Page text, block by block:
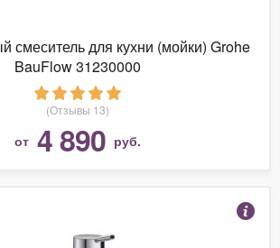
смеситель для кухни (мойки) Grohe
BauFlow 31230000
(Отзывы 13)
от 4 890 руб.